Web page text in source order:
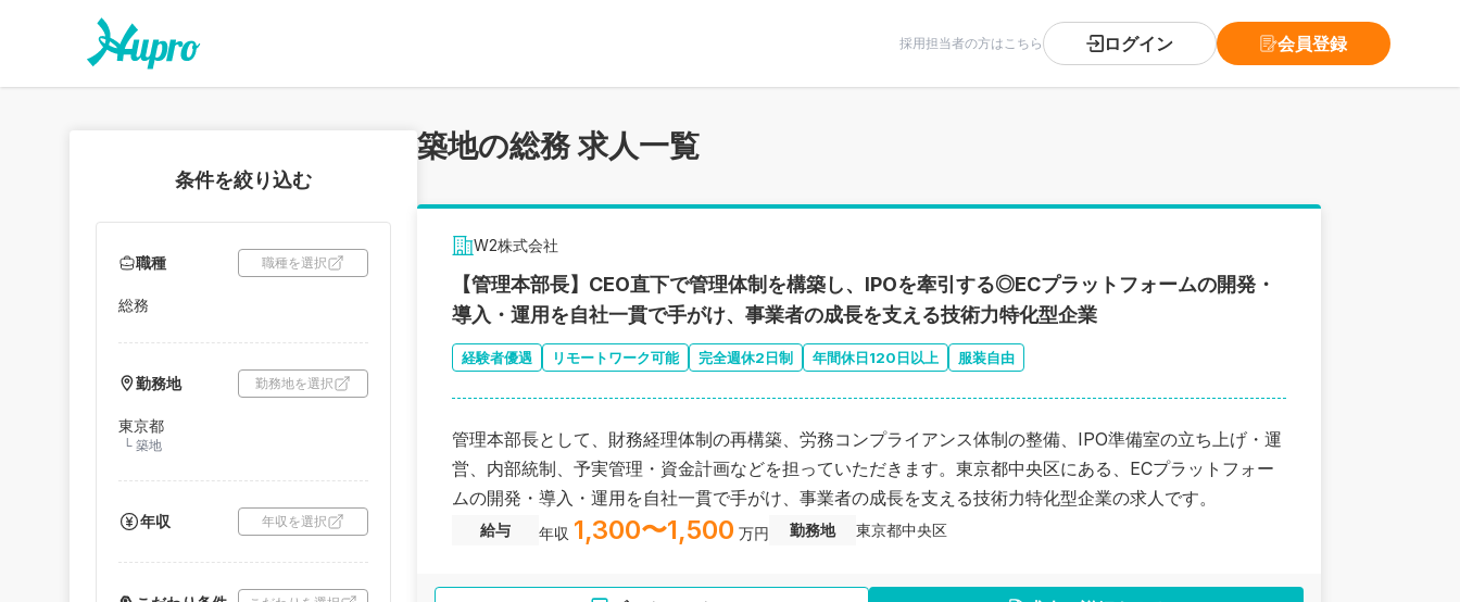
採用担当者の方はこちら ログイン 会員登録
条件を絞り込む
職種 職種を選択
総務
勤務地 勤務地を選択
東京都
└ 築地
年収 年収を選択
築地の総務 求人一覧
W2株式会社
【管理本部長】CEO直下で管理体制を構築し、IPOを牽引する◎ECプラットフォームの開発・
導入・運用を自社一貫で手がけ、事業者の成長を支える技術力特化型企業
経験者優遇 リモートワーク可能 完全週休2日制 年間休日120日以上 服装自由
管理本部長として、財務経理体制の再構築、労務コンプライアンス体制の整備、IPO準備室の立ち上げ・運
営、内部統制、予実管理・資金計画などを担っていただきます。東京都中央区にある、ECプラットフォー
ムの開発・導入・運用を自社一貫で手がけ、事業者の成長を支える技術力特化型企業の求人です。
給与 年収 1,300〜1,500 万円 勤務地 東京都中央区